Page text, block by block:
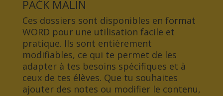
PACK MALIN
Ces dossiers sont disponibles en format
WORD pour une utilisation facile et
pratique. Ils sont entièrement
modifiables, ce qui te permet de les
adapter à tes besoins spécifiques et à
ceux de tes élèves. Que tu souhaites
ajouter des notes ou modifier le contenu,